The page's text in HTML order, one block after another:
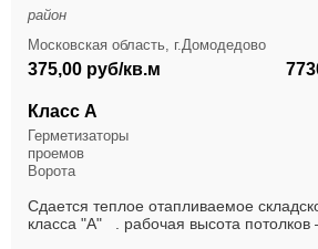
район
Московская область, г.Домодедово
375,00 руб/кв.м
Класс А
Герметизаторы
проемов
Ворота
Сдается теплое отапливаемое
класса "А" . рабочая высота